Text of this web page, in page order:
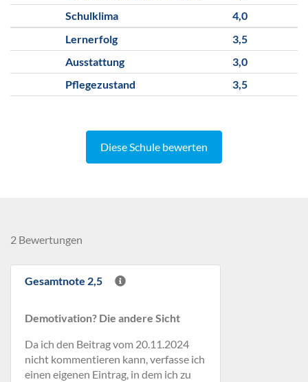
Schulklima
4,0
Lernerfolg
3,5
Ausstattung
3,0
Pflegezustand
3,5
Diese Schule bewerten
2 Bewertungen
Gesamtnote 2,5
Demotivation? Die andere Sicht
Da ich den Beitrag vom 20.11.2024
nicht kommentieren kann, verfasse ich
einen eigenen Eintrag, in dem ich zu